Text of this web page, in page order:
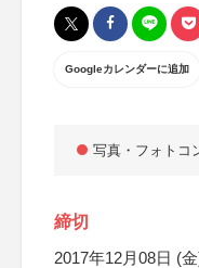
Googleカレンダーに追加
写真・フォトコ
締切
2017年12月08日 (